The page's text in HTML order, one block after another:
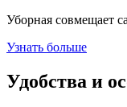
Уборная совмещает
Узнать больше
Удобства и